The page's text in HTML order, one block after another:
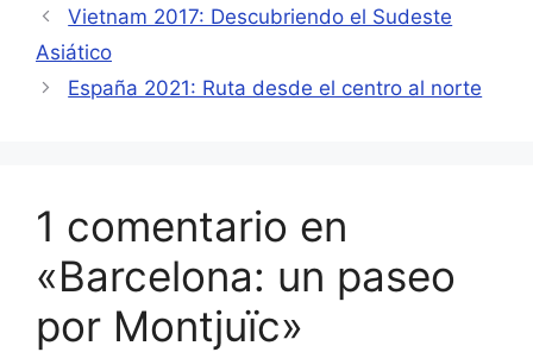
Vietnam 2017: Descubriendo el Sudeste
Asiático
España 2021: Ruta desde el centro al norte
1 comentario en
«Barcelona: un paseo
por Montjuïc»